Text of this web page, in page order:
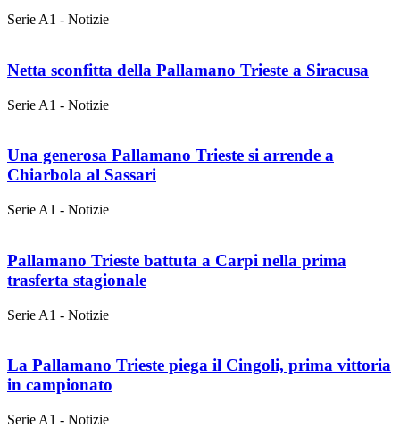
Serie A1 - Notizie
Netta sconfitta della Pallamano Trieste a Siracusa
Serie A1 - Notizie
Una generosa Pallamano Trieste si arrende a
Chiarbola al Sassari
Serie A1 - Notizie
Pallamano Trieste battuta a Carpi nella prima
trasferta stagionale
Serie A1 - Notizie
La Pallamano Trieste piega il Cingoli, prima vittoria
in campionato
Serie A1 - Notizie